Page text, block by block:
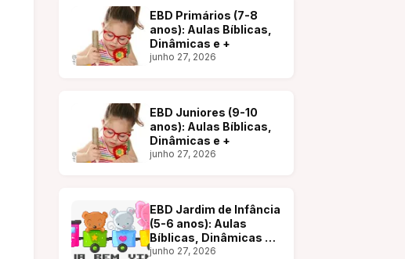
EBD Primários (7-8
anos): Aulas Bíblicas,
Dinâmicas e +
junho 27, 2026
EBD Juniores (9-10
anos): Aulas Bíblicas,
Dinâmicas e +
junho 27, 2026
EBD Jardim de Infância
(5-6 anos): Aulas
Bíblicas, Dinâmicas e
+
junho 27, 2026